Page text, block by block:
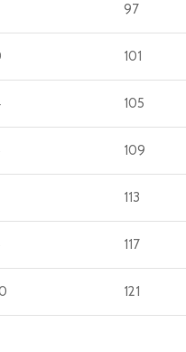
97
101
105
109
113
117
121